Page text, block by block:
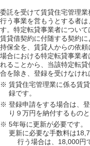
委託を受けて賃貸住宅管理
行う事業を営もうとする者
す。特定転貸事業者につい
賃貸借契約に付随する契約
持保全を、賃貸人からの依
場合における特定転貸事業
れることから、当該特定転
合を除き、登録を受けなけれ
賃貸住宅管理業に係る賃
録です。
登録申請をする場合は、
り９万円を納付するものと
5年毎に更新が必要です。
更新に必要な手数料は
行う場合は、18,000円